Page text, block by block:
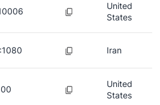
United
States
Iran
United
States